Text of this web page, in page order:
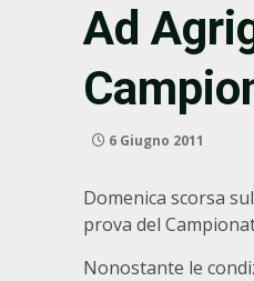
Ad
6 Giugno 2011
Domenica scorsa
prova del
Nonostante le